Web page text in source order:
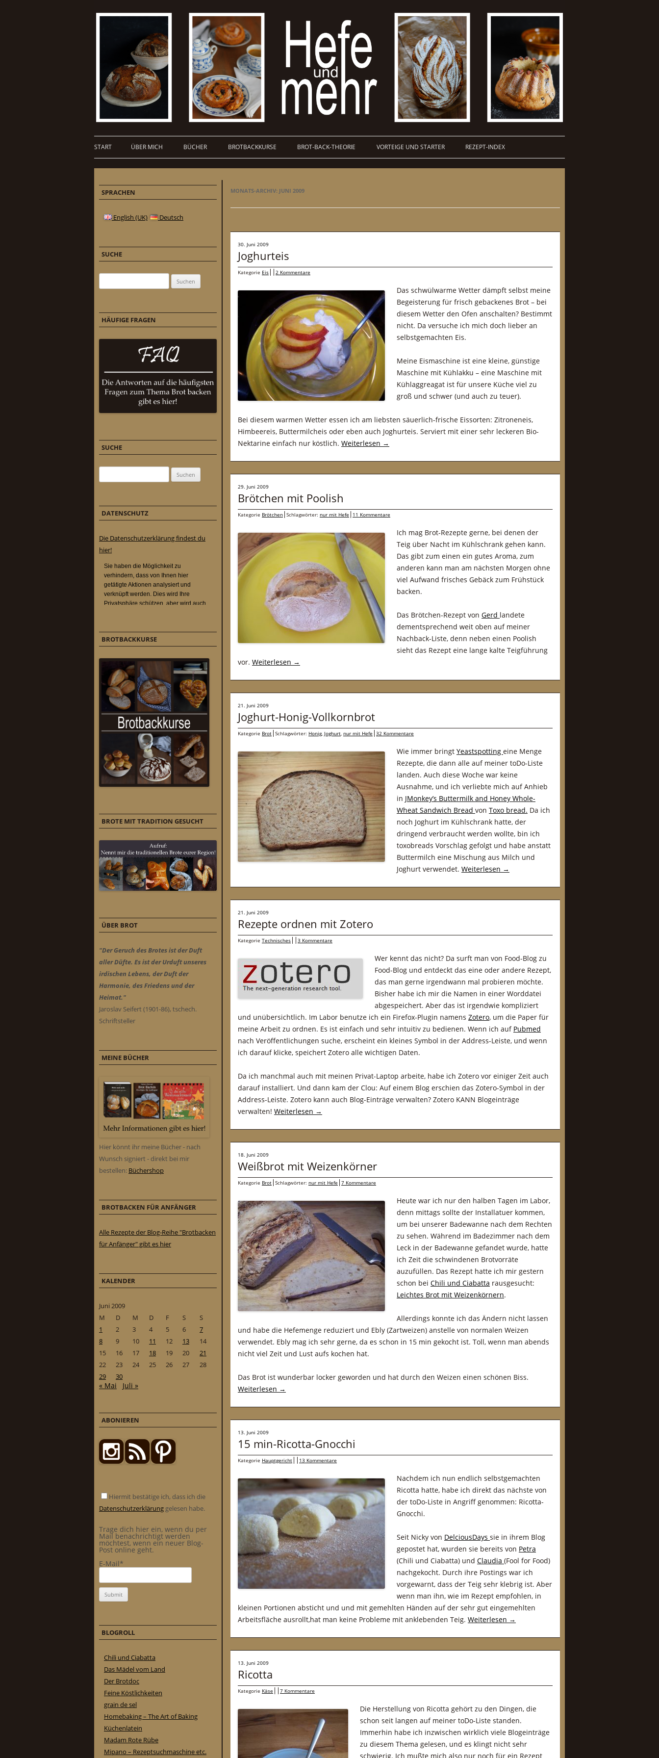
START ÜBER MICH BÜCHER BROTBACKKURSE BROT-BACK-THEORIE VORTEIGE UND STARTER REZEPT-INDEX
MONATS-ARCHIV: JUNI 2009
30. Juni 2009
Joghurteis
Kategorie Eis 2 Kommentare
Das schwülwarme Wetter dämpft selbst meine
Begeisterung für frisch gebackenes Brot – bei
diesem Wetter den Ofen anschalten? Bestimmt
nicht. Da versuche ich mich doch lieber an
selbstgemachten Eis.
Meine Eismaschine ist eine kleine, günstige
Maschine mit Kühlakku – eine Maschine mit
Kühlaggreagat ist für unsere Küche viel zu
groß und schwer (und auch zu teuer).
Bei diesem warmen Wetter essen ich am liebsten säuerlich-frische Eissorten: Zitroneneis,
Himbeereis, Buttermilcheis oder eben auch Joghurteis. Serviert mit einer sehr leckeren Bio-
Nektarine einfach nur köstlich. Weiterlesen →
29. Juni 2009
Brötchen mit Poolish
Kategorie Brötchen Schlagwörter: nur mit Hefe 11 Kommentare
Ich mag Brot-Rezepte gerne, bei denen der
Teig über Nacht im Kühlschrank gehen kann.
Das gibt zum einen ein gutes Aroma, zum
anderen kann man am nächsten Morgen ohne
viel Aufwand frisches Gebäck zum Frühstück
backen.
Das Brötchen-Rezept von Gerd landete
dementsprechend weit oben auf meiner
Nachback-Liste, denn neben einen Poolish
sieht das Rezept eine lange kalte Teigführung
vor. Weiterlesen →
21. Juni 2009
Joghurt-Honig-Vollkornbrot
Kategorie Brot Schlagwörter: Honig, Joghurt, nur mit Hefe 32 Kommentare
Wie immer bringt Yeastspotting eine Menge
Rezepte, die dann alle auf meiner toDo-Liste
landen. Auch diese Woche war keine
Ausnahme, und ich verliebte mich auf Anhieb
in JMonkey’s Buttermilk and Honey Whole-
Wheat Sandwich Bread von Toxo bread. Da ich
noch Joghurt im Kühlschrank hatte, der
dringend verbraucht werden wollte, bin ich
toxobreads Vorschlag gefolgt und habe anstatt
Buttermilch eine Mischung aus Milch und
Joghurt verwendet. Weiterlesen →
21. Juni 2009
Rezepte ordnen mit Zotero
Kategorie Technisches 3 Kommentare
Wer kennt das nicht? Da surft man von Food-Blog zu
Food-Blog und entdeckt das eine oder andere Rezept,
das man gerne irgendwann mal probieren möchte.
Bisher habe ich mir die Namen in einer Worddatei
abgespeichert. Aber das ist irgendwie kompliziert
und unübersichtlich. Im Labor benutze ich ein Firefox-Plugin namens Zotero, um die Paper für
meine Arbeit zu ordnen. Es ist einfach und sehr intuitiv zu bedienen. Wenn ich auf Pubmed
nach Veröffentlichungen suche, erscheint ein kleines Symbol in der Address-Leiste, und wenn
ich darauf klicke, speichert Zotero alle wichtigen Daten.
Da ich manchmal auch mit meinen Privat-Laptop arbeite, habe ich Zotero vor einiger Zeit auch
darauf installiert. Und dann kam der Clou: Auf einem Blog erschien das Zotero-Symbol in der
Address-Leiste. Zotero kann auch Blog-Einträge verwalten? Zotero KANN Blogeinträge
verwalten! Weiterlesen →
18. Juni 2009
Weißbrot mit Weizenkörner
Kategorie Brot Schlagwörter: nur mit Hefe 7 Kommentare
Heute war ich nur den halben Tagen im Labor,
denn mittags sollte der Installatuer kommen,
um bei unserer Badewanne nach dem Rechten
zu sehen. Während im Badezimmer nach dem
Leck in der Badewanne gefandet wurde, hatte
ich Zeit die schwindenen Brotvorräte
auzufüllen. Das Rezept hatte ich mir gestern
schon bei Chili und Ciabatta rausgesucht:
Leichtes Brot mit Weizenkörnern.
Allerdings konnte ich das Ändern nicht lassen
und habe die Hefemenge reduziert und Ebly (Zartweizen) anstelle von normalen Weizen
verwendet. Ebly mag ich sehr gerne, da es schon in 15 min gekocht ist. Toll, wenn man abends
nicht viel Zeit und Lust aufs kochen hat.
Das Brot ist wunderbar locker geworden und hat durch den Weizen einen schönen Biss.
Weiterlesen →
13. Juni 2009
15 min-Ricotta-Gnocchi
Kategorie Hauptgericht 13 Kommentare
Nachdem ich nun endlich selbstgemachten
Ricotta hatte, habe ich direkt das nächste von
der toDo-Liste in Angriff genommen: Ricotta-
Gnocchi.
Seit Nicky von DelciousDays sie in ihrem Blog
gepostet hat, wurden sie bereits von Petra
(Chili und Ciabatta) und Claudia (Fool for Food)
nachgekocht. Durch ihre Postings war ich
vorgewarnt, dass der Teig sehr klebrig ist. Aber
wenn man ihn, wie im Rezept empfohlen, in
kleinen Portionen absticht und und mit gemehlten Händen auf der sehr gut eingemehlten
Arbeitsfläche ausrollt,hat man keine Probleme mit anklebenden Teig. Weiterlesen →
13. Juni 2009
Ricotta
Kategorie Käse 7 Kommentare
Die Herstellung von Ricotta gehört zu den Dingen, die
schon seit langen auf meiner toDo-Liste standen.
Immerhin habe ich inzwischen wirklich viele Blogeinträge
zu diesem Thema gelesen, und es klingt nicht sehr
schwierig. Ich mußte mich also nur noch für ein Rezept
SPRACHEN
English (UK) Deutsch
SUCHE
HÄUFIGE FRAGEN
SUCHE
DATENSCHUTZ
Die Datenschutzerklärung findest du
hier!
BROTBACKKURSE
BROTE MIT TRADITION GESUCHT
ÜBER BROT
"Der Geruch des Brotes ist der Duft
aller Düfte. Es ist der Urduft unseres
irdischen Lebens, der Duft der
Harmonie, des Friedens und der
Heimat."
Jaroslav Seifert (1901-86), tschech.
Schriftsteller
MEINE BÜCHER
Hier könnt ihr meine Bücher - nach
Wunsch signiert - direkt bei mir
bestellen: Büchershop
BROTBACKEN FÜR ANFÄNGER
Alle Rezepte der Blog-Reihe "Brotbacken
für Anfänger" gibt es hier
KALENDER
Juni 2009
M
D M D F S
S
1
2 3 4 5 6
7
8
9 10 11 12 13
14
15
16 17 18 19 20
21
22
23 24 25 26 27
28
29
30
« Mai Juli »
ABONIEREN
Hiermit bestätige ich, dass ich die
Datenschutzerklärung gelesen habe.
Trage dich hier ein, wenn du per
Mail benachrichtigt werden
möchtest, wenn ein neuer Blog-
Post online geht.
E-Mail*
BLOGROLL
Chili und Ciabatta
Das Mädel vom Land
Der Brotdoc
Feine Köstlichkeiten
grain de sel
Homebaking – The Art of Baking
Küchenlatein
Madam Rote Rübe
Mipano – Rezeptsuchmaschine etc.